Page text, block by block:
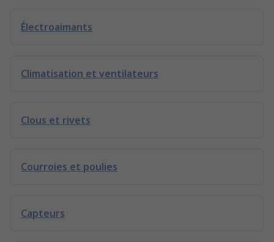
Électroaimants
Climatisation et ventilateurs
Clous et rivets
Courroies et poulies
Capteurs